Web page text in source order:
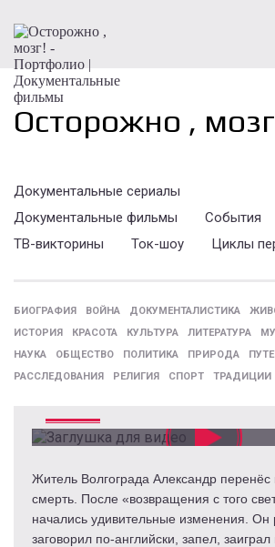
Осторожно ,
Документальные сериалы
Документальные фильмы
События
ТВ-викторины
Ток-шоу Циклы
БИОГРАФИЯ ВОЙНА ДОКУМЕНТАЛИСТИКА
ИСТОРИЯ
КРАСОТА КУЛЬТУРА ЛИТЕРАТУРА
НАУКА
ОБЩЕСТВО ПОЛИТИКА ПРИРОДА
РАССЛЕДОВАНИЯ
РЕЛИГИЯ СПОРТ ТРАДИЦИИ
Житель Волгограда Александр перенёс
смерть. После «возвращения с того
начались удивительные изменения. Он
заговорил по-английски, запел,